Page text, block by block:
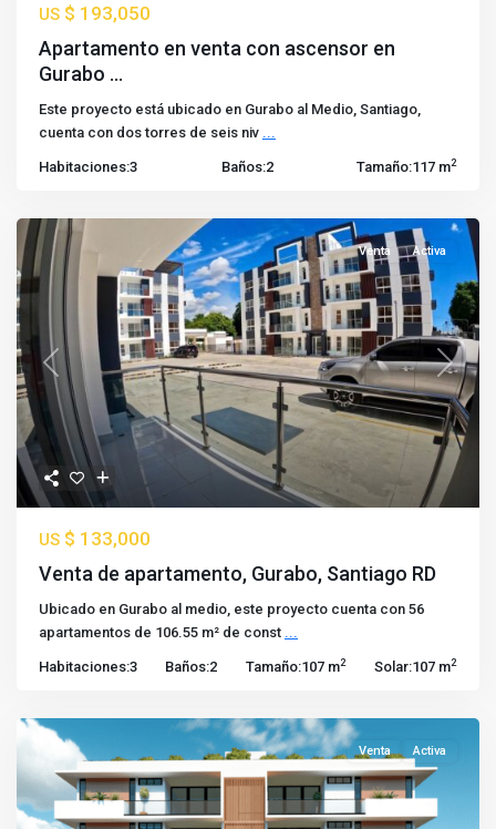
US $ 193,050
Apartamento en venta con ascensor en
Gurabo ...
Este proyecto está ubicado en Gurabo al Medio, Santiago,
cuenta con dos torres de seis niv ...
Habitaciones:3 Baños:2 Tamaño:117 m2
Previous Next
Venta Activa
US $ 133,000
Venta de apartamento, Gurabo, Santiago RD
Ubicado en Gurabo al medio, este proyecto cuenta con 56
apartamentos de 106.55 m² de const ...
Habitaciones:3 Baños:2 Tamaño:107 m2 Solar:107 m2
Venta Activa